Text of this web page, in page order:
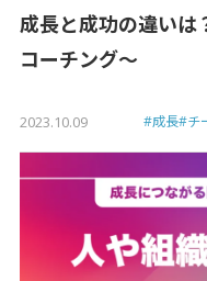
成長と成功の違いは
コーチング〜
2023.10.09 #成長#チ